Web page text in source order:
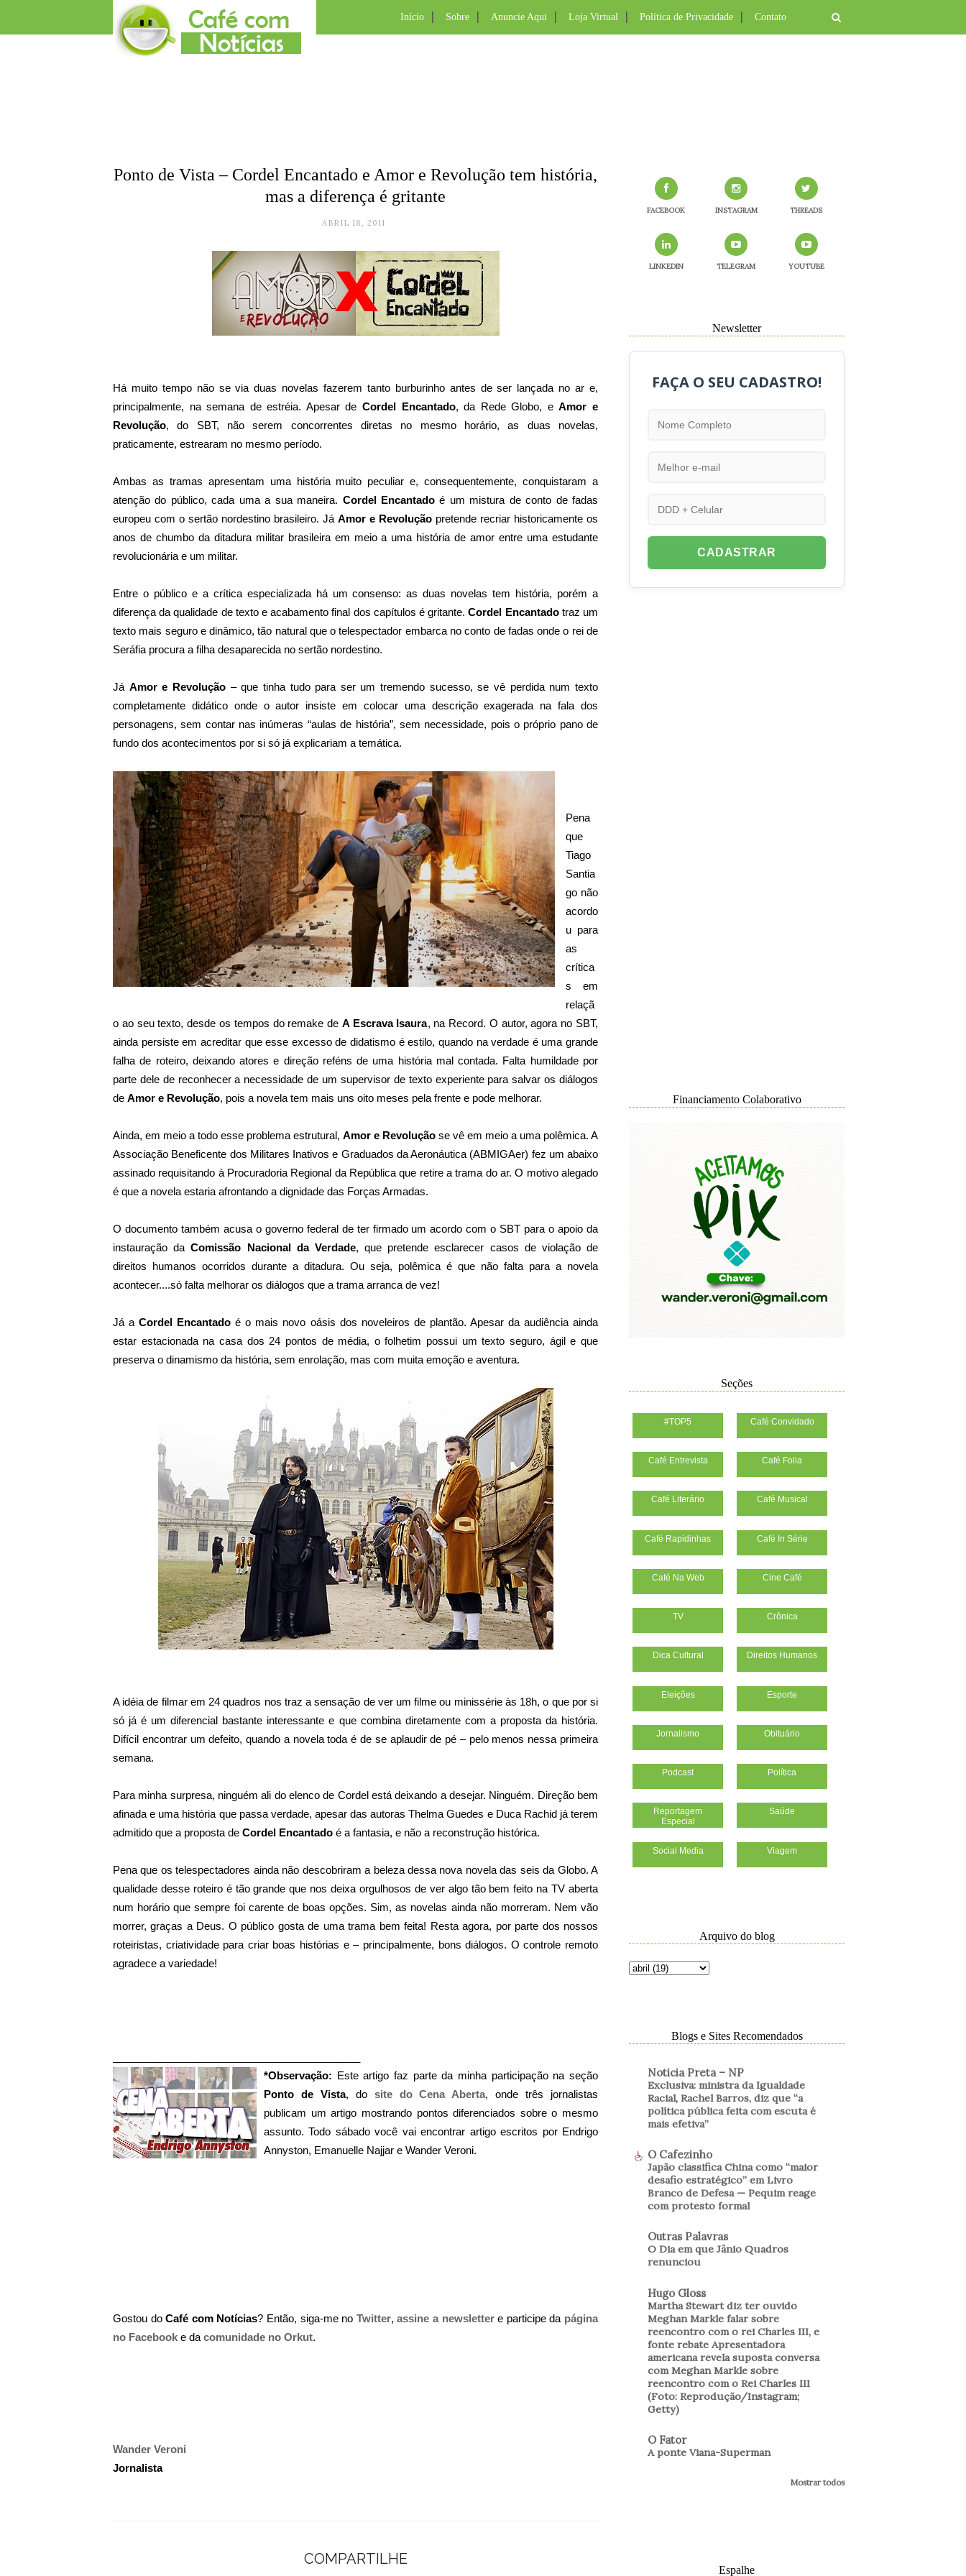
Início Sobre Anuncie Aqui Loja Virtual Política de Privacidade Contato
Ponto de Vista – Cordel Encantado e Amor e Revolução tem história,
mas a diferença é gritante
ABRIL 18, 2011
Há muito tempo não se via duas novelas fazerem tanto burburinho antes de ser lançada no ar e,
principalmente, na semana de estréia. Apesar de Cordel Encantado, da Rede Globo, eAmor e
Revolução, do SBT, não serem concorrentes diretas no mesmo horário, as duas novelas,
praticamente, estrearam no mesmo período.
Ambas as tramas apresentam uma história muito peculiar e, consequentemente, conquistaram a
atenção do público, cada uma a sua maneira. Cordel Encantadoé um mistura de conto de fadas
europeu com o sertão nordestino brasileiro. Já Amor e Revolução pretende recriar historicamente os
anos de chumbo da ditadura militar brasileira em meio a uma história de amor entre uma estudante
revolucionária e um militar.
Entre o público e a crítica especializada há um consenso: as duas novelas tem história, porém a
diferença da qualidade de texto e acabamento final dos capítulos é gritante.Cordel Encantadotraz um
texto mais seguro e dinâmico, tão natural que o telespectador embarca no conto de fadas onde o rei de
Seráfia procura a filha desaparecida no sertão nordestino.
Já Amor e Revolução– que tinha tudo para ser um tremendo sucesso, se vê perdida num texto
completamente didático onde o autor insiste em colocar uma descrição exagerada na fala dos
personagens, sem contar nas inúmeras “aulas de história”, sem necessidade, pois o próprio pano de
fundo dos acontecimentos por si só já explicariam a temática.
Pena
que
Tiago
Santia
go não
acordo
u para
as
crítica
s em
relaçã
o ao seu texto, desde os tempos do remake de A Escrava Isaura, na Record. O autor, agora no SBT,
ainda persiste em acreditar que esse excesso de didatismo é estilo, quando na verdade é uma grande
falha de roteiro, deixando atores e direção reféns de uma história mal contada. Falta humildade por
parte dele de reconhecer a necessidade de um supervisor de texto experiente para salvar os diálogos
de Amor e Revolução, pois a novela tem mais uns oito meses pela frente e pode melhorar.
Ainda, em meio a todo esse problema estrutural, Amor e Revolução se vê em meio a uma polêmica. A
Associação Beneficente dos Militares Inativos e Graduados da Aeronáutica (ABMIGAer) fez um abaixo
assinado requisitando à Procuradoria Regional da República que retire a trama do ar. O motivo alegado
é que a novela estaria afrontando a dignidade das Forças Armadas.
O documento também acusa o governo federal de ter firmado um acordo com o SBT para o apoio da
instauração daComissão Nacional da Verdade, que pretende esclarecer casos de violação de
direitos humanos ocorridos durante a ditadura. Ou seja, polêmica é que não falta para a novela
acontecer....só falta melhorar os diálogos que a trama arranca de vez!
Já aCordel Encantado é o mais novo oásis dos noveleiros de plantão. Apesar da audiência ainda
estar estacionada na casa dos 24 pontos de média, o folhetim possui um texto seguro, ágil e que
preserva o dinamismo da história, sem enrolação, mas com muita emoção e aventura.
A idéia de filmar em 24 quadros nos traz a sensação de ver um filme ou minissérie às 18h, o que por si
só já é um diferencial bastante interessante e que combina diretamente com a proposta da história.
Difícil encontrar um defeito, quando a novela toda é de se aplaudir de pé – pelo menos nessa primeira
semana.
Para minha surpresa, ninguém ali do elenco de Cordel está deixando a desejar. Ninguém. Direção bem
afinada e uma história que passa verdade, apesar das autoras Thelma Guedes e Duca Rachid já terem
admitido que a proposta de Cordel Encantado é a fantasia, e não a reconstrução histórica.
Pena que os telespectadores ainda não descobriram a beleza dessa nova novela das seis da Globo. A
qualidade desse roteiro é tão grande que nos deixa orgulhosos de ver algo tão bem feito na TV aberta
num horário que sempre foi carente de boas opções. Sim, as novelas ainda não morreram. Nem vão
morrer, graças a Deus. O público gosta de uma trama bem feita! Resta agora, por parte dos nossos
roteiristas, criatividade para criar boas histórias e – principalmente, bons diálogos. O controle remoto
agradece a variedade!
*Observação: Este artigo faz parte da minha participação na seção
Ponto de Vista, do site do Cena Aberta, onde três jornalistas
publicam um artigo mostrando pontos diferenciados sobre o mesmo
assunto. Todo sábado você vai encontrar artigo escritos por Endrigo
Annyston, Emanuelle Najjar e Wander Veroni.
Gostou doCafé com Notícias? Então, siga-me no Twitter,assine a newslettere participe da página
no Facebook e da comunidade no Orkut.
Wander Veroni
Jornalista
COMPARTILHE
FACEBOOK INSTAGRAM THREADS
LINKEDIN TELEGRAM YOUTUBE
Newsletter
FAÇA O SEU CADASTRO!
CADASTRAR
Financiamento Colaborativo
Seções
#TOP5 Café Convidado
Café Entrevista Café Folia
Café Literário Café Musical
Café Rapidinhas Café In Série
Café Na Web Cine Café
TV Crônica
Dica Cultural Direitos Humanos
Eleições Esporte
Jornalismo Obituário
Podcast Política
Reportagem
Especial
Saúde
Social Media Viagem
Arquivo do blog
Blogs e Sites Recomendados
Noticia Preta – NP
Exclusiva: ministra da Igualdade
Racial, Rachel Barros, diz que “a
política pública feita com escuta é
mais efetiva”
O Cafezinho
Japão classifica China como “maior
desafio estratégico” em Livro
Branco de Defesa — Pequim reage
com protesto formal
Outras Palavras
O Dia em que Jânio Quadros
renunciou
Hugo Gloss
Martha Stewart diz ter ouvido
Meghan Markle falar sobre
reencontro com o rei Charles III, e
fonte rebate Apresentadora
americana revela suposta conversa
com Meghan Markle sobre
reencontro com o Rei Charles III
(Foto: Reprodução/Instagram;
Getty)
O Fator
A ponte Viana-Superman
Mostrar todos
Espalhe